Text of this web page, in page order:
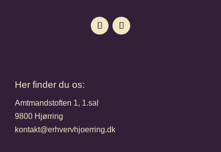
Her finder du os:
Amtmandstoften 1, 1.sal
9800 Hjørring
kontakt@erhvervhjoerring.dk